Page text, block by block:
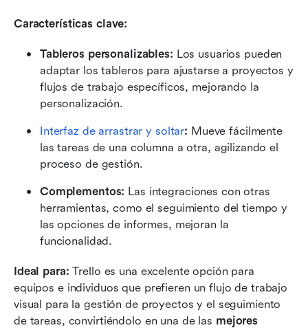
Características clave:
Tableros personalizables: Los usuarios pueden
adaptar los tableros para ajustarse a proyectos y
flujos de trabajo específicos, mejorando la
personalización.
Interfaz de arrastrar y soltar: Mueve fácilmente
las tareas de una columna a otra, agilizando el
proceso de gestión.
Complementos: Las integraciones con otras
herramientas, como el seguimiento del tiempo y
las opciones de informes, mejoran la
funcionalidad.
Ideal para: Trello es una excelente opción para
equipos e individuos que prefieren un flujo de trabajo
visual para la gestión de proyectos y el seguimiento
de tareas, convirtiéndolo en una de las mejores